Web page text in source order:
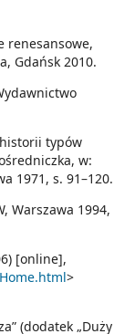
renesansowe,
Gdańsk 2010.
typów
w:
1971, s. 91–120.
Warszawa 1994,
[online],
>
(dodatek „Duży